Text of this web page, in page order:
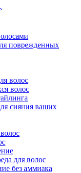
поврежденных
волос
волос
сияния ваших
для волос
без аммиака